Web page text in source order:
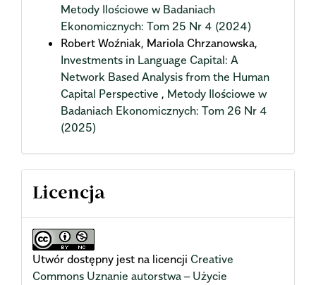
Metody Ilościowe w Badaniach
Ekonomicznych: Tom 25 Nr 4 (2024)
Robert Woźniak, Mariola Chrzanowska,
Investments in Language Capital: A
Network Based Analysis from the Human
Capital Perspective , Metody Ilościowe w
Badaniach Ekonomicznych: Tom 26 Nr 4
(2025)
Licencja
Utwór dostępny jest na licencji Creative
Commons Uznanie autorstwa – Użycie